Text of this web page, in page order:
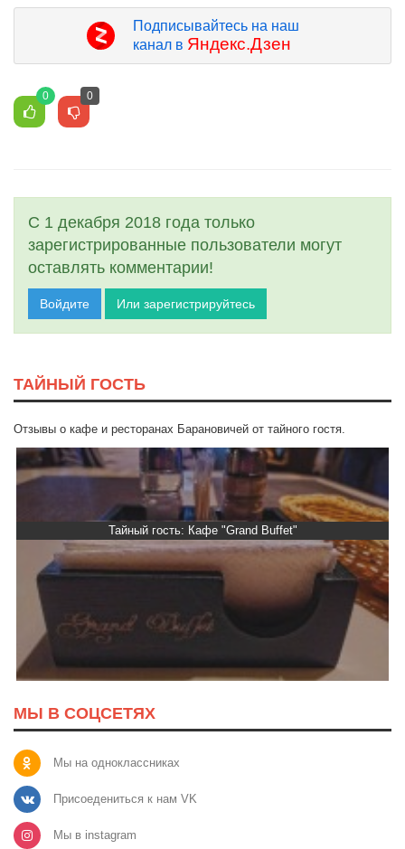
Подписывайтесь на наш
канал в Яндекс.Дзен
0 0
С 1 декабря 2018 года только
зарегистрированные пользователи могут
оставлять комментарии!
Войдите Или зарегистрируйтесь
ТАЙНЫЙ ГОСТЬ
Отзывы о кафе и ресторанах Барановичей от тайного гостя.
Тайный гость: Кафе "Grand Buffet"
МЫ В СОЦСЕТЯХ
Мы на одноклассниках
Присоедениться к нам VK
Мы в instagram